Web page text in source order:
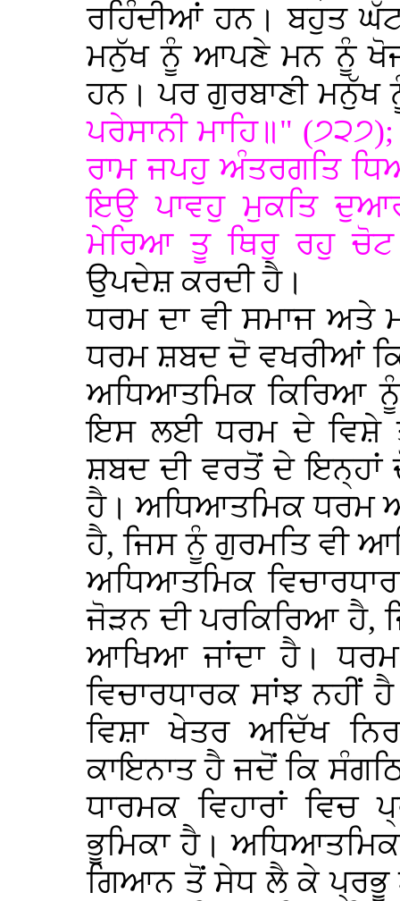
ਰਹਿੰਦੀਆਂ ਹਨ। ਬਹੁਤ
ਮਨੁੱਖ ਨੂੰ ਆਪਣੇ ਮਨ ਨੂੰ
ਹਨ। ਪਰ ਗੁਰਬਾਣੀ ਮਨੁੱਖ
ਪਰੇਸਾਨੀ ਮਾਹਿ॥"
ਰਾਮ ਜਪਹੁ ਅੰਤਰਗਤਿ
ਇਉ ਪਾਵਹੁ ਮੁਕਤਿ
ਮੇਰਿਆ ਤੂ ਥਿਰੁ ਰਹੁ ਚੋਟ
ਉਪਦੇਸ਼ ਕਰਦੀ ਹੈ।
ਧਰਮ ਦਾ ਵੀ ਸਮਾਜ ਅਤੇ
ਧਰਮ ਸ਼ਬਦ ਦੋ ਵਖਰੀਆਂ
ਅਧਿਆਤਮਿਕ ਕਿਰਿਆ
ਇਸ ਲਈ ਧਰਮ ਦੇ ਵਿਸ਼ੇ
ਸ਼ਬਦ ਦੀ ਵਰਤੋਂ ਦੇ ਇਨ੍ਹਾਂ
ਹੈ। ਅਧਿਆਤਮਿਕ ਧਰਮ
ਹੈ, ਜਿਸ ਨੂੰ ਗੁਰਮਤਿ ਵੀ
ਅਧਿਆਤਮਿਕ
ਜੋੜਨ ਦੀ ਪਰਕਿਰਿਆ ਹੈ,
ਆਖਿਆ ਜਾਂਦਾ ਹੈ।
ਵਿਚਾਰਧਾਰਕ ਸਾਂਝ
ਵਿਸ਼ਾ ਖੇਤਰ ਅਦਿੱਖ
ਕਾਇਨਾਤ ਹੈ ਜਦੋਂ ਕਿ
ਧਾਰਮਕ ਵਿਹਾਰਾਂ
ਭੂਮਿਕਾ ਹੈ।
ਗਿਆਨ ਤੋਂ ਸੇਧ ਲੈ ਕੇ ਪ੍ਰਭੂ